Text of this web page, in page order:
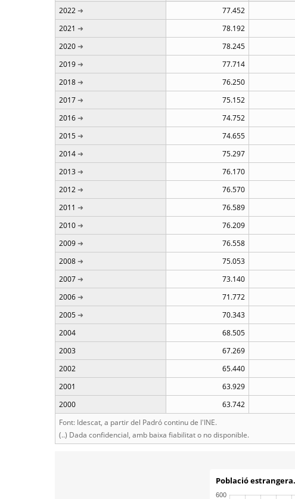
2022
77.452
2021
78.192
2020
78.245
2019
77.714
2018
76.250
2017
75.152
2016
74.752
2015
74.655
2014
75.297
2013
76.170
2012
76.570
2011
76.589
2010
76.209
2009
76.558
2008
75.053
2007
73.140
2006
71.772
2005
70.343
2004
68.505
2003
67.269
2002
65.440
2001
63.929
2000
63.742
Font: Idescat, a partir del Padró continu de l'INE.
(..) Dada confidencial, amb baixa fiabilitat o no disponible.